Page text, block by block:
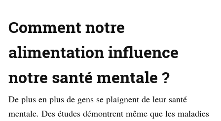
Comment notre
alimentation influence
notre santé mentale ?
De plus en plus de gens se plaignent de leur santé
mentale. Des études démontrent même que les maladies